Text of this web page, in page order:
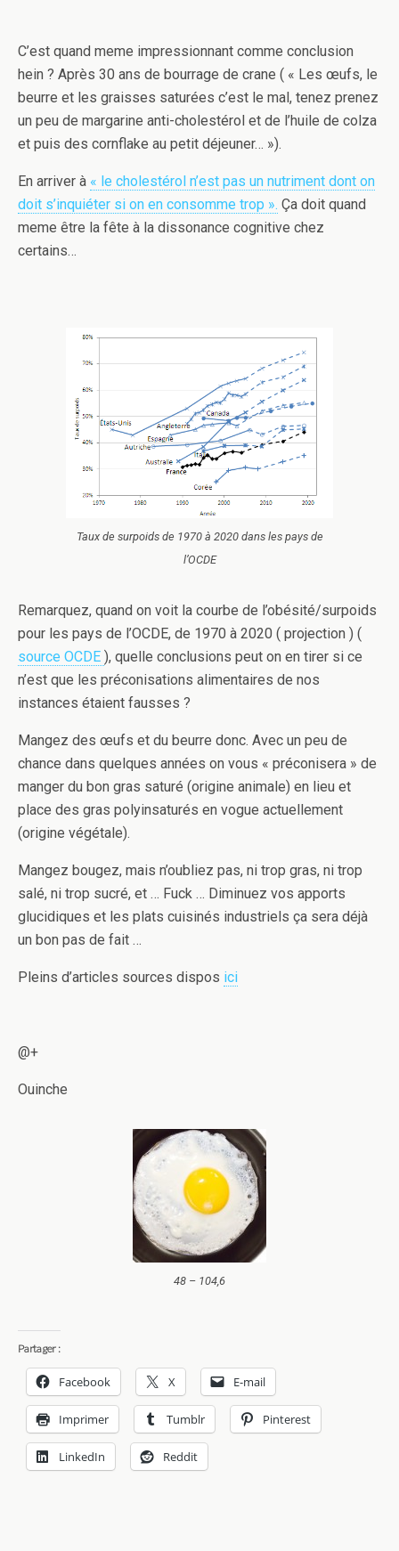
C’est quand meme impressionnant comme conclusion
hein ? Après 30 ans de bourrage de crane ( « Les œufs, le
beurre et les graisses saturées c’est le mal, tenez prenez
un peu de margarine anti-cholestérol et de l’huile de colza
et puis des cornflake au petit déjeuner… »).
En arriver à « le cholestérol n’est pas un nutriment dont on
doit s’inquiéter si on en consomme trop ». Ça doit quand
meme être la fête à la dissonance cognitive chez
certains…
Taux de surpoids de 1970 à 2020 dans les pays de
l’OCDE
Remarquez, quand on voit la courbe de l’obésité/surpoids
pour les pays de l’OCDE, de 1970 à 2020 ( projection ) (
source OCDE ), quelle conclusions peut on en tirer si ce
n’est que les préconisations alimentaires de nos
instances étaient fausses ?
Mangez des œufs et du beurre donc. Avec un peu de
chance dans quelques années on vous « préconisera » de
manger du bon gras saturé (origine animale) en lieu et
place des gras polyinsaturés en vogue actuellement
(origine végétale).
Mangez bougez, mais n’oubliez pas, ni trop gras, ni trop
salé, ni trop sucré, et … Fuck … Diminuez vos apports
glucidiques et les plats cuisinés industriels ça sera déjà
un bon pas de fait …
Pleins d’articles sources dispos ici
@+
Ouinche
48 – 104,6
Partager :
Facebook X E-mail
Imprimer Tumblr Pinterest
LinkedIn Reddit